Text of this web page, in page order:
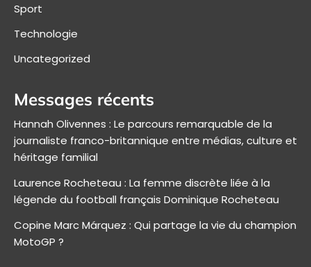
Sport
Technologie
Uncategorized
Messages récents
Hannah Olivennes : Le parcours remarquable de la
journaliste franco-britannique entre médias, culture et
héritage familial
Laurence Rocheteau : La femme discrète liée à la
légende du football français Dominique Rocheteau
Copine Marc Márquez : Qui partage la vie du champion
MotoGP ?